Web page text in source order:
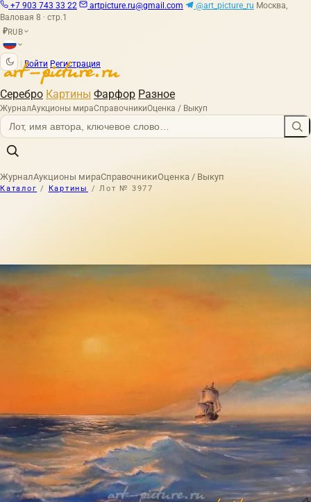
+7 903 743 33 22 artpicture.ru@gmail.com @art_picture_ru Москва,
Валовая 8 · стр.1
₽RUB
Войти Регистрация
Серебро Картины Фарфор Разное
ЖурналАукционы мираСправочникиОценка / Выкуп
ЖурналАукционы мираСправочникиОценка / Выкуп
Каталог / Картины / Лот № 3977